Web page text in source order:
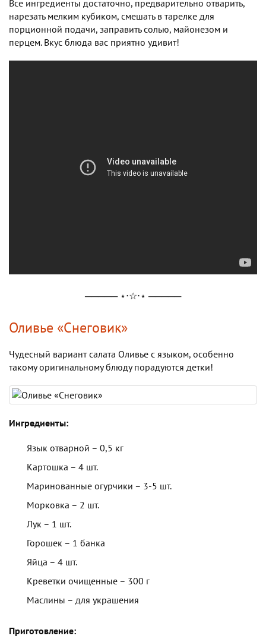
Все ингредиенты достаточно, предварительно отварить,
нарезать мелким кубиком, смешать в тарелке для
порционной подачи, заправить солью, майонезом и
перцем. Вкус блюда вас приятно удивит!
───── ⋆⋅☆⋅⋆ ─────
Оливье «Снеговик»
Чудесный вариант салата Оливье с языком, особенно
такому оригинальному блюду порадуются детки!
Ингредиенты:
Язык отварной – 0,5 кг
Картошка – 4 шт.
Маринованные огурчики – 3-5 шт.
Морковка – 2 шт.
Лук – 1 шт.
Горошек – 1 банка
Яйца – 4 шт.
Креветки очищенные – 300 г
Маслины – для украшения
Приготовление: